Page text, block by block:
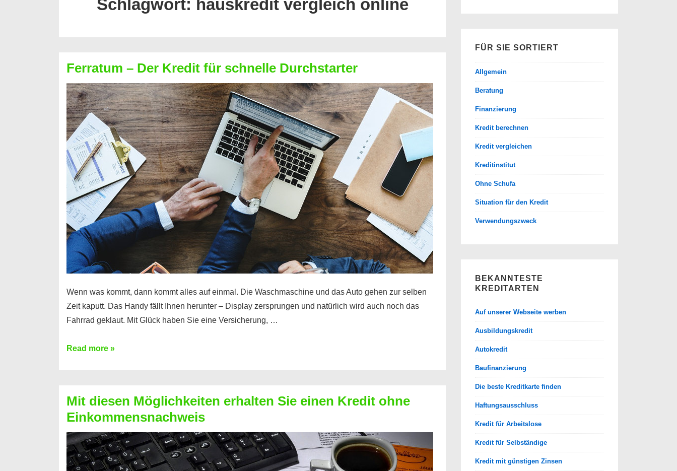
Schlagwort: hauskredit vergleich online
Ferratum – Der Kredit für schnelle Durchstarter
Wenn was kommt, dann kommt alles auf einmal. Die Waschmaschine und das Auto gehen zur selben
Zeit kaputt. Das Handy fällt Ihnen herunter – Display zersprungen und natürlich wird auch noch das
Fahrrad geklaut. Mit Glück haben Sie eine Versicherung, …
Ferratum
für
schnelle
Durchstarter
Read more »
Mit diesen Möglichkeiten erhalten Sie einen Kredit ohne
Einkommensnachweis
FÜR SIE SORTIERT
Allgemein
Beratung
Finanzierung
Kredit berechnen
Kredit vergleichen
Kreditinstitut
Ohne Schufa
Situation für den Kredit
Verwendungszweck
BEKANNTESTE
KREDITARTEN
Auf unserer Webseite werben
Ausbildungskredit
Autokredit
Baufinanzierung
Die beste Kreditkarte finden
Haftungsausschluss
Kredit für Arbeitslose
Kredit für Selbständige
Kredit mit günstigen Zinsen